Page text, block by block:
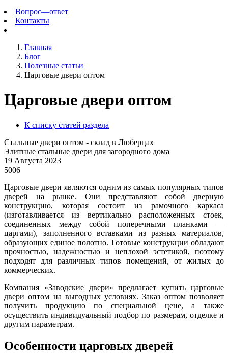
Вопрос—ответ
Контакты
Главная
Блог
Полезные статьи
Царговые двери оптом
Царговые двери оптом
К списку статей раздела
Стальные двери оптом - склад в Люберцах
Элитные стальные двери для загородного дома
19 Августа 2023
5006
Царговые двери являются одним из самых популярных типов
дверей на рынке. Они представляют собой дверную
конструкцию, которая состоит из рамочного каркаса
(изготавливается из вертикально расположенных стоек,
соединенных между собой поперечными планками —
царгами), заполненного вставками из разных материалов,
образующих единое полотно. Готовые конструкции обладают
прочностью, надежностью и неплохой эстетикой, поэтому
подходят для различных типов помещений, от жилых до
коммерческих.
Компания «Заводские двери» предлагает купить царговые
двери оптом на выгодных условиях. Заказ оптом позволяет
получить продукцию по специальной цене, а также
осуществить индивидуальный подбор по размерам, отделке и
другим параметрам.
Особенности царговых дверей